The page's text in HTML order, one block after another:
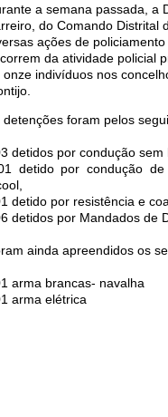
a semana passada, a
do Comando Distrital
ações de
da atividade policial
onze indivíduos nos
detenções foram pelos
detidos por condução sem
detido por condução
detido por resistência e
detidos por Mandados de
ainda apreendidos os
arma brancas- navalha
arma elétrica